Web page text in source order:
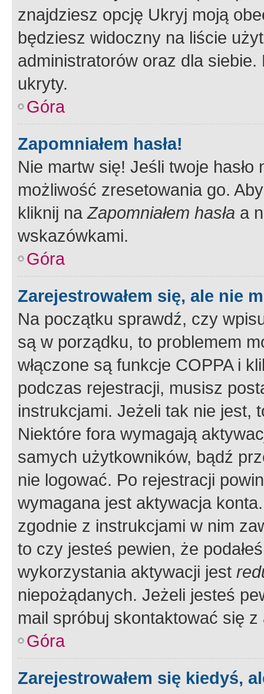
znajdziesz opcję Ukryj moją
będziesz widoczny na liście
administratorów oraz dla
ukryty.
Góra
Zapomniałem hasła!
Nie martw się! Jeśli twoje
możliwość zresetowania go.
kliknij naZapomniałem hasła a
wskazówkami.
Góra
Zarejestrowałem się, ale nie
Na początku sprawdź, czy
są w porządku, to problemem
włączone są funkcje COPPA i
podczas rejestracji, musisz
instrukcjami. Jeżeli tak nie jest,
Niektóre fora wymagają
samych użytkowników, bądź
nie logować. Po rejestracji
wymagana jest aktywacja
zgodnie z instrukcjami w nim
to czy jesteś pewien, że
wykorzystania aktywacji jest
niepożądanych. Jeżeli jesteś
mail spróbuj skontaktować się
Góra
Zarejestrowałem się kiedyś,